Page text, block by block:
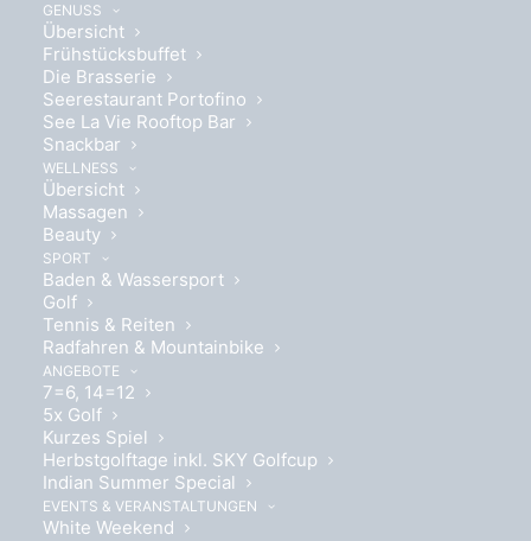
GENUSS
Übersicht
Frühstücksbuffet
Die Brasserie
Seerestaurant Portofino
See La Vie Rooftop Bar
Snackbar
WELLNESS
Übersicht
Massagen
Beauty
SPORT
Baden & Wassersport
Golf
Tennis & Reiten
Radfahren & Mountainbike
ANGEBOTE
7=6, 14=12
5x Golf
Kurzes Spiel
Herbstgolftage inkl. SKY Golfcup
Indian Summer Special
EVENTS & VERANSTALTUNGEN
White Weekend
Entdecken Sie das ultimative Liebesabenteuer an
einem der romantischsten Orte Österreichs.
Tauchen Sie ein in eine Welt voller Zweisamkeit,
während Sie mit Ihrem/Ihrer Liebsten ein exklusives
Bootspicknick auf dem glitzernden Wörthersee
genießen. Nach einem unvergesslichen Tag auf dem
See erwartet Sie eine ganz private Verwöhnoase in
unserer See-Sauna, in der Sie gemeinsame
Momente der Entspannung erleben.
Jetzt anfragen